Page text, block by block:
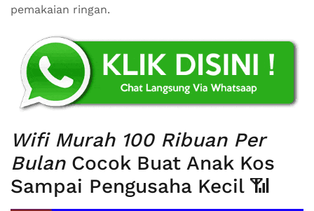
pemakaian ringan.
Wifi Murah 100 Ribuan Per
BulanCocok Buat Anak Kos
Sampai Pengusaha Kecil 📶